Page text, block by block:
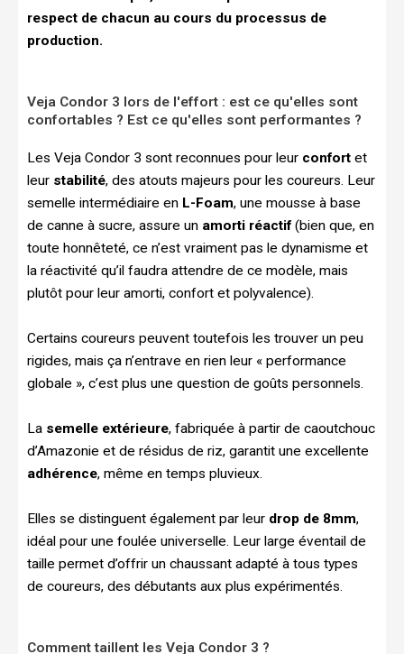
respect de chacun au cours du processus de
production.
Veja Condor 3 lors de l'effort : est ce qu'elles sont
confortables ? Est ce qu'elles sont performantes ?
Les Veja Condor 3 sont reconnues pour leur confort et
leur stabilité, des atouts majeurs pour les coureurs. Leur
semelle intermédiaire en L-Foam, une mousse à base
de canne à sucre, assure un amorti réactif (bien que, en
toute honnêteté, ce n’est vraiment pas le dynamisme et
la réactivité qu’il faudra attendre de ce modèle, mais
plutôt pour leur amorti, confort et polyvalence).
Certains coureurs peuvent toutefois les trouver un peu
rigides, mais ça n’entrave en rien leur « performance
globale », c’est plus une question de goûts personnels.
La semelle extérieure, fabriquée à partir de caoutchouc
d’Amazonie et de résidus de riz, garantit une excellente
adhérence, même en temps pluvieux.
Elles se distinguent également par leur drop de 8mm,
idéal pour une foulée universelle. Leur large éventail de
taille permet d’offrir un chaussant adapté à tous types
de coureurs, des débutants aux plus expérimentés.
Comment taillent les Veja Condor 3 ?